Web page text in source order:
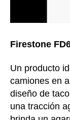
Firestone
Un producto
camiones en
diseño de
una tracción